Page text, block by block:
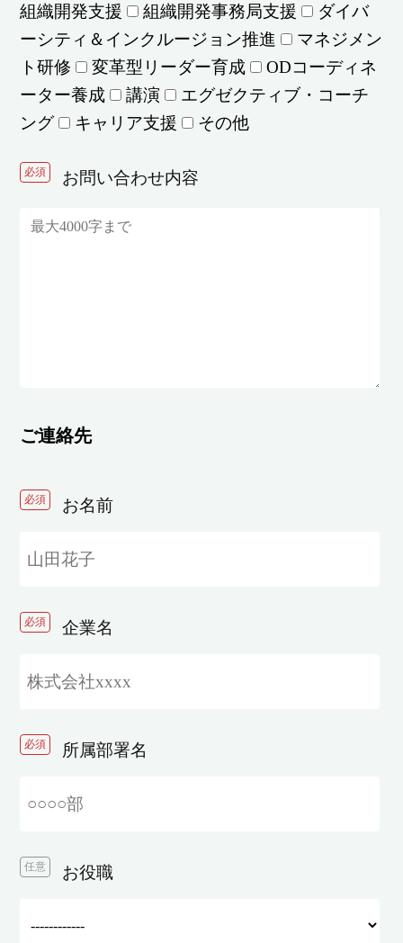
組織開発支援
組織開発事務局支援
ダイバ
ーシティ＆インクルージョン推進
マネジメン
ト研修
変革型リーダー育成
ODコーディネ
ーター養成
講演
エグゼクティブ・コーチ
ング
キャリア支援 その他
必須 お問い合わせ内容
ご連絡先
必須 お名前
必須 企業名
必須 所属部署名
任意 お役職